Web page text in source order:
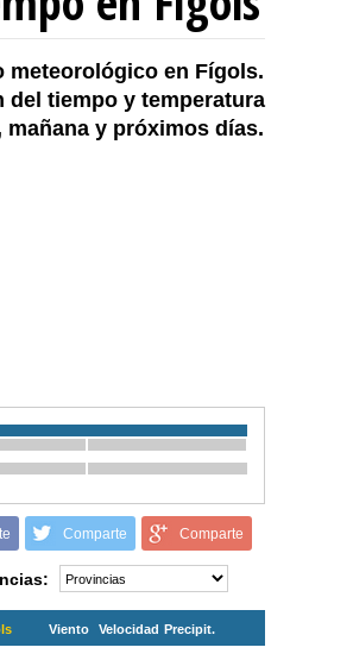
meteorológico en Fígols.
del tiempo y temperatura
mañana y próximos días.
Comparte Comparte
Viento Velocidad Precipit.